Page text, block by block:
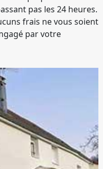
pas les 24 heures.
frais ne vous soient
par votre